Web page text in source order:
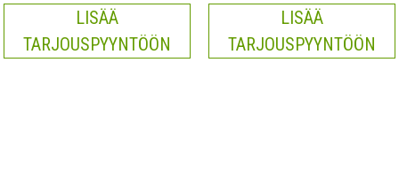
LISÄÄ
TARJOUSPYYNTÖÖN
LISÄÄ
TARJOUSPYYNTÖÖN